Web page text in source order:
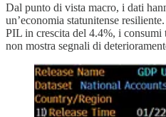
Dal punto di vista macro, i dati
un’economia statunitense
PIL in crescita del 4.4%, i
non mostra segnali di